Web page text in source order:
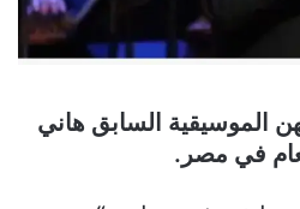
الموسيقية السابق هاني
في مصر.